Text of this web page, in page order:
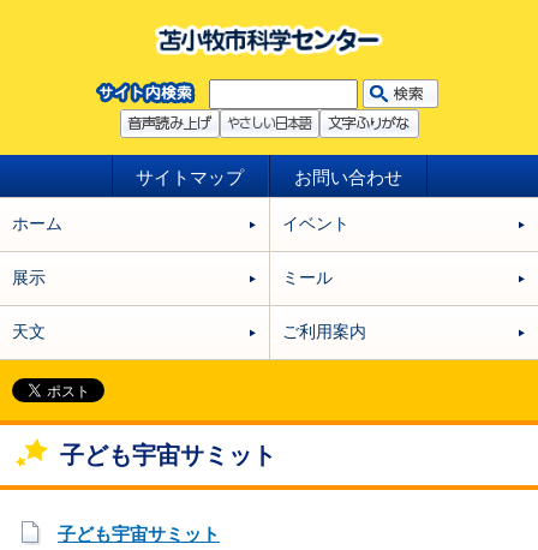
サイトマップ お問い合わせ
ホーム イベント
展示 ミール
天文 ご利用案内
子ども宇宙サミット
子ども宇宙サミット